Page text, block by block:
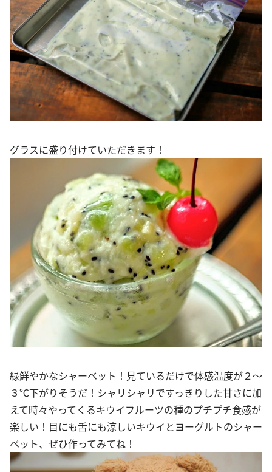
グラスに盛り付けていただきます！
緑鮮やかなシャーベット！見ているだけで体感温度が２～
３℃下がりそうだ！シャリシャリですっきりした甘さに加
えて時々やってくるキウイフルーツの種のプチプチ食感が
楽しい！目にも舌にも涼しいキウイとヨーグルトのシャー
ベット、ぜひ作ってみてね！